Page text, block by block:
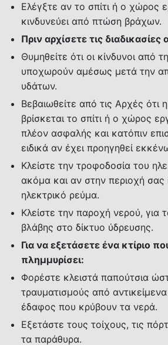
Ελέγξτε αν το σπίτι ή ο χώρος
κινδυνεύει από πτώση βράχων.
Πριν αρχίσετε τις
Θυμηθείτε ότι οι κίνδυνοι από
υποχωρούν αμέσως μετά την
υδάτων.
Βεβαιωθείτε από τις Αρχές ότι
βρίσκεται το σπίτι ή ο χώρος
πλέον ασφαλής και κατόπιν
ειδικά αν έχει προηγηθεί
Κλείστε την τροφοδοσία του
ακόμα και αν στην περιοχή σας
ηλεκτρικό ρεύμα.
Κλείστε την παροχή νερού, για
βλάβης στο δίκτυο ύδρευσης.
Για να εξετάσετε ένα κτίριο
πλημμυρίσει:
Φορέστε κλειστά παπούτσια
τραυματισμούς από
έδαφος που κρύβουν τα νερά.
Εξετάστε τους τοίχους, τις
τα παράθυρα.